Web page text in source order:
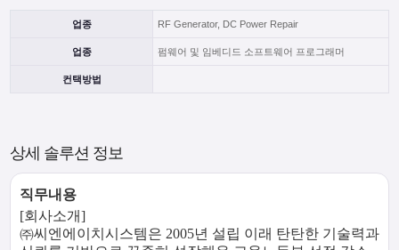
업종 RF Generator, DC Power Repair
업종 펌웨어 및 임베디드 소프트웨어 프로그래머
컨택방법
상세 솔루션 정보
직무내용
[회사소개]
㈜씨엔에이치시스템은 2005년 설립 이래 탄탄한 기술력과